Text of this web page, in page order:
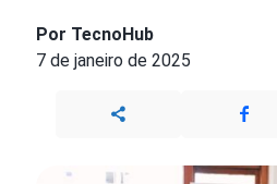
Por TecnoHub
7 de janeiro de 2025